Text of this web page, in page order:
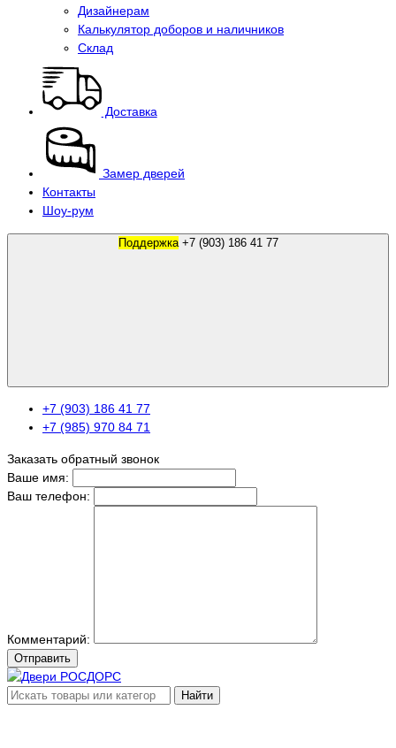
Дизайнерам
Калькулятор доборов и наличников
Склад
Доставка
Замер дверей
Контакты
Шоу-рум
Поддержка +7 (903) 186 41 77
+7 (903) 186 41 77
+7 (985) 970 84 71
Заказать обратный звонок
Ваше имя:
Ваш телефон:
Комментарий:
Отправить
Найти